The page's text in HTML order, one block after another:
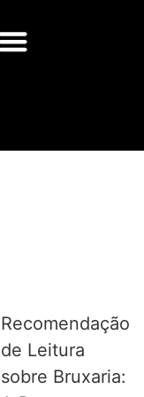
Recomendação
de Leitura
sobre Bruxaria: